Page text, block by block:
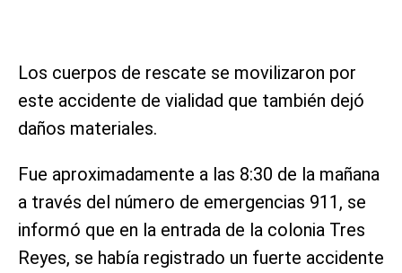
Los cuerpos de rescate se movilizaron por
este accidente de vialidad que también dejó
daños materiales.
Fue aproximadamente a las 8:30 de la mañana
a través del número de emergencias 911, se
informó que en la entrada de la colonia Tres
Reyes, se había registrado un fuerte accidente